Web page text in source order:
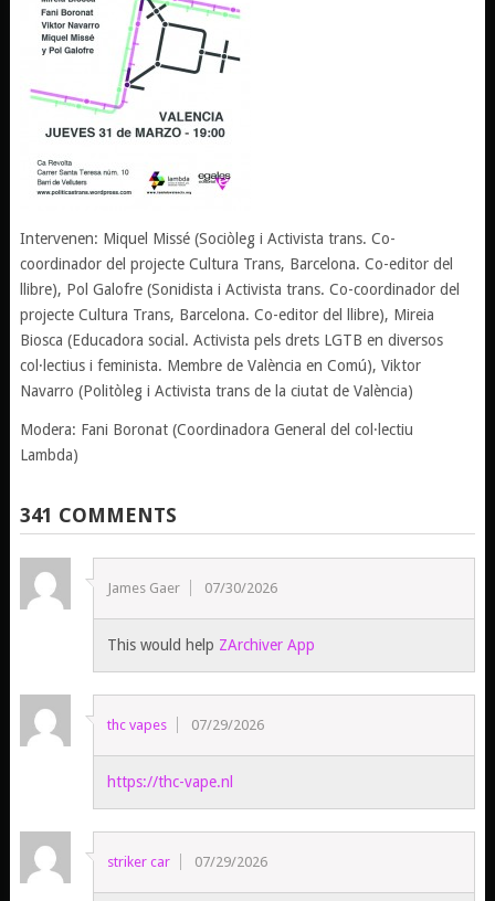
Intervenen: Miquel Missé (Sociòleg i Activista trans. Co-
coordinador del projecte Cultura Trans, Barcelona. Co-editor del
llibre), Pol Galofre (Sonidista i Activista trans. Co-coordinador del
projecte Cultura Trans, Barcelona. Co-editor del llibre), Mireia
Biosca (Educadora social. Activista pels drets LGTB en diversos
col·lectius i feminista. Membre de València en Comú), Viktor
Navarro (Politòleg i Activista trans de la ciutat de València)
Modera: Fani Boronat (Coordinadora General del col·lectiu
Lambda)
341 COMMENTS
James Gaer 07/30/2026
This would help ZArchiver App
thc vapes 07/29/2026
https://thc-vape.nl
striker car 07/29/2026